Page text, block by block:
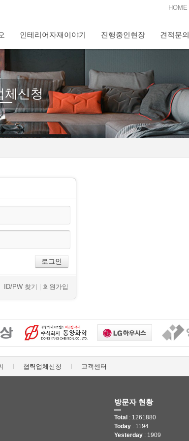
HOME
인테리어자재이야기 진행중인현장 견적문의
체신청
ID/PW 찾기 회원가입
협력업체신청 고객센터
방문자 현황
Total : 1261880
Today : 1194
Yesterday : 1909